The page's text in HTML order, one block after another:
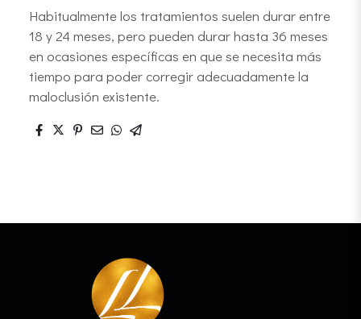
Habitualmente los tratamientos suelen durar entre
18 y 24 meses, pero pueden durar hasta 36 meses
en ocasiones específicas en que se necesita más
tiempo para poder corregir adecuadamente la
maloclusión existente.